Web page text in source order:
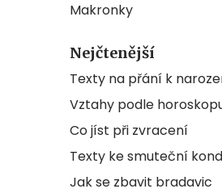
Makronky
Nejčtenější
Texty na přání k
Vztahy podle
Co jíst při zvracení
Texty ke smuteční
Jak se zbavit bradavic